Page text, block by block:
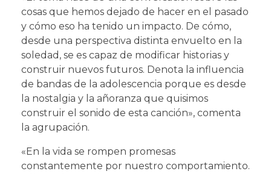
cosas que hemos dejado de hacer en el pasado
y cómo eso ha tenido un impacto. De cómo,
desde una perspectiva distinta envuelto en la
soledad, se es capaz de modificar historias y
construir nuevos futuros. Denota la influencia
de bandas de la adolescencia porque es desde
la nostalgia y la añoranza que quisimos
construir el sonido de esta canción», comenta
la agrupación.
«En la vida se rompen promesas
constantemente por nuestro comportamiento.